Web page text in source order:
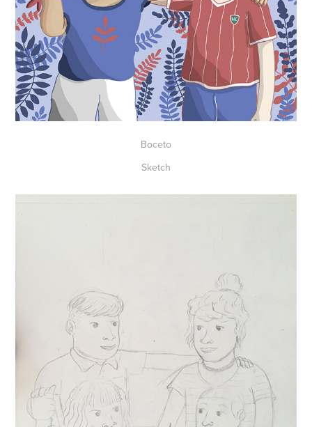
Boceto
Sketch